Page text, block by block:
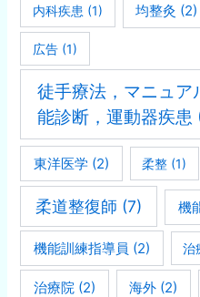
内科疾患 (1) 均整灸 (2)
広告 (1)
徒手療法，マニュア
能診断，運動器疾患
東洋医学 (2) 柔整 (1)
柔道整復師 (7) 機
機能訓練指導員 (2) 治
治療院 (2) 海外 (2)